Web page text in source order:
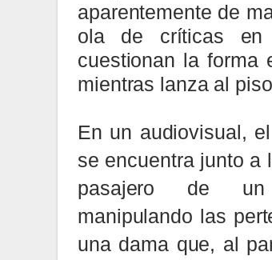
aparentemente de
ola de críticas en
cuestionan la forma
mientras lanza al
En un audiovisual,
se encuentra junto a
pasajero de un
manipulando las
una dama que, al